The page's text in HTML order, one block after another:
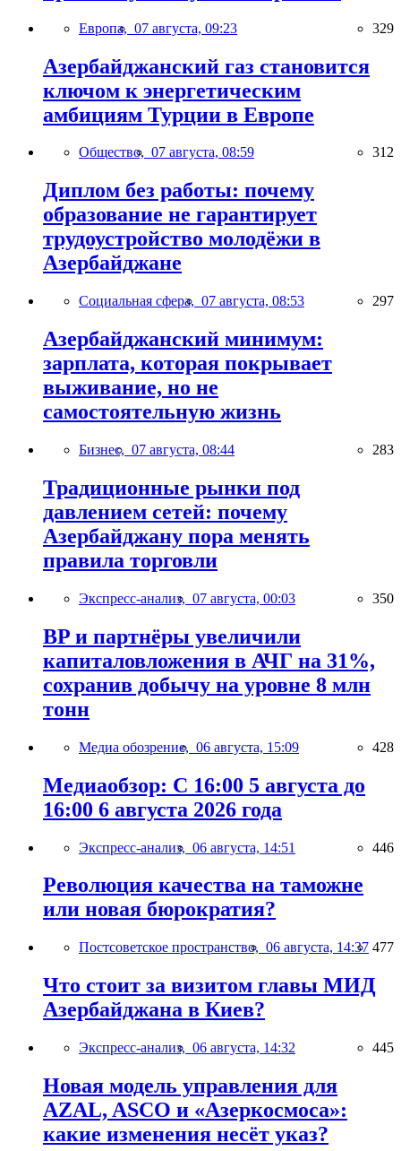
Европа, 07 августа, 09:23 329
Азербайджанский газ становится
ключом к энергетическим
амбициям Турции в Европе
Общество, 07 августа, 08:59 312
Диплом без работы: почему
образование не гарантирует
трудоустройство молодёжи в
Азербайджане
Социальная сфера, 07 августа, 08:53 297
Азербайджанский минимум:
зарплата, которая покрывает
выживание, но не
самостоятельную жизнь
Бизнес, 07 августа, 08:44 283
Традиционные рынки под
давлением сетей: почему
Азербайджану пора менять
правила торговли
Экспресс-анализ, 07 августа, 00:03 350
BP и партнёры увеличили
капиталовложения в АЧГ на 31%,
сохранив добычу на уровне 8 млн
тонн
Медиа обозрение, 06 августа, 15:09 428
Медиаобзор: С 16:00 5 августа до
16:00 6 августа 2026 года
Экспресс-анализ, 06 августа, 14:51 446
Революция качества на таможне
или новая бюрократия?
Постсоветское пространство, 06 августа, 14:37 477
Что стоит за визитом главы МИД
Азербайджана в Киев?
Экспресс-анализ, 06 августа, 14:32 445
Новая модель управления для
AZAL, ASCO и «Азеркосмоса»:
какие изменения несёт указ?